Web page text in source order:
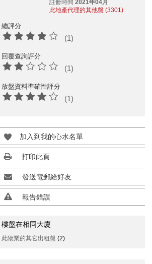
註冊時間 2021年04月
此地產代理的其他盤 (3301)
總評分
(1)
回覆查詢評分
(1)
放盤資料準確性評分
(1)
加入到我的心水名單
打印此頁
發送電郵給好友
報告錯誤
樓盤在相同大廈
此物業的其它出租盤 (2)